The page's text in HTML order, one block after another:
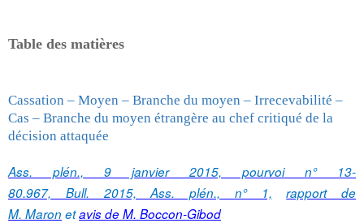
Table des matières
Cassation – Moyen – Branche du moyen – Irrecevabilité –
Cas – Branche du moyen étrangère au chef critiqué de la
décision attaquée
Ass. plén., 9 janvier 2015, pourvoi n° 13-
80.967, Bull. 2015, Ass. plén., n° 1,
rapport de
M. Maron etavis de M. Boccon-Gibod